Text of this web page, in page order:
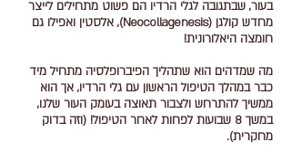
בעור, שבתגובה לגלי הרדיו הם פשוט מתחילים לייצר
מחדש קולגן (Neocollagenesis), אלסטין ואפילו גם
חומצה היאלורונית!
מה שמדהים הוא שתהליך הפיברופלסיה מתחיל מיד
כבר במהלך הטיפול הראשון עם גלי הרדיו, אך הוא
ממשיך להתרחש ולצבור תאוצה בעומק העור שלנו,
במשך 8 שבועות לפחות לאחר הטיפול! (וזה בדוק
מחקרית).